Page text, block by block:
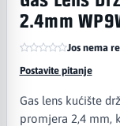
2.4mm
Jos nema
Postavite pitanje
Gas lens kućište
promjera 2,4 mm,